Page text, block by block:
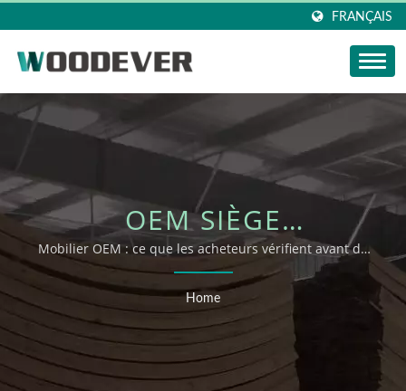
FRANÇAIS
OEM SIÈGE
BALANÇOIRE |
WOODEVER
COLLECTIONS
D'EXTÉRIEUR
Mobilier OEM : ce que les acheteurs vérifient avant de
demander un soutien OEM/ODM
Home